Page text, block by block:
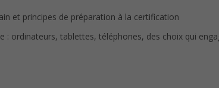
et principes de préparation à la certification
: ordinateurs, tablettes, téléphones, des choix qui